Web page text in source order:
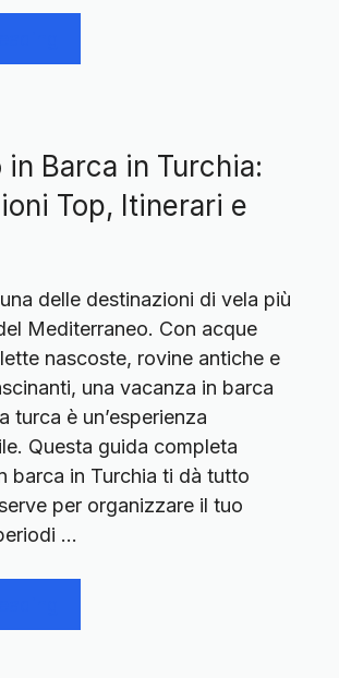
Barca in Turchia:
Top, Itinerari e
delle destinazioni di vela più
Mediterraneo. Con acque
nascoste, rovine antiche e
una vacanza in barca
turca è un’esperienza
Questa guida completa
barca in Turchia ti dà tutto
per organizzare il tuo
…